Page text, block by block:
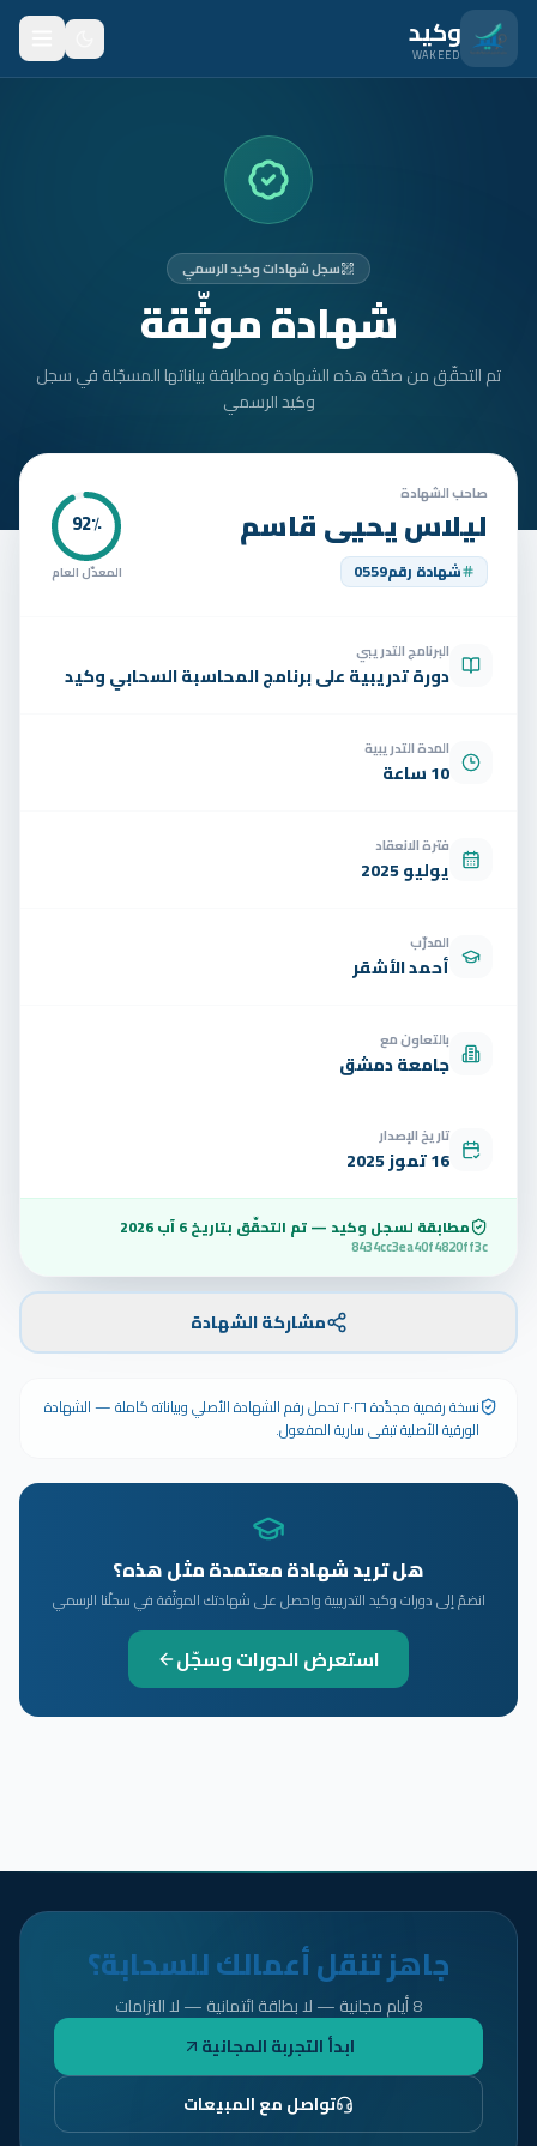
انتقل للمحتوى الرئيسي
وكيد
WAKEED
المتدربون
الأمان
تواصل
الوظائف
سجل شهادات وكيد الرسمي
شهادة موثّقة
تم التحقّق من صحّة هذه الشهادة ومطابقة بياناتها المسجّلة في سجل
وكيد الرسمي
صاحب الشهادة
ليلاس يحيى قاسم
شهادة رقم0559
92٪
المعدّل العام
البرنامج التدريبي
دورة تدريبية على برنامج المحاسبة السحابي وكيد
المدة التدريبية
10 ساعة
فترة الانعقاد
يوليو 2025
المدرّب
أحمد الأشقر
بالتعاون مع
جامعة دمشق
تاريخ الإصدار
16 تموز 2025
مطابقة لسجل وكيد — تم التحقّق بتاريخ6 آب 2026
8434cc3ea40f4820ff3c
مشاركة الشهادة
نسخة رقمية مجدَّدة ٢٠٢٦ تحمل رقم الشهادة الأصلي وبياناته كاملة — الشهادة
الورقية الأصلية تبقى سارية المفعول.
هل تريد شهادة معتمدة مثل هذه؟
انضمّ إلى دورات وكيد التدريبية واحصل على شهادتك الموثّقة في سجلّنا الرسمي
استعرض الدورات وسجّل
جاهز تنقل أعمالك للسحابة؟
8 أيام مجانية — لا بطاقة ائتمانية — لا التزامات
ابدأ التجربة المجانية
تواصل مع المبيعات